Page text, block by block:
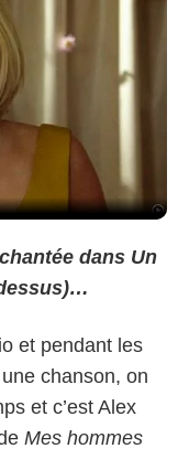
dans Un
et pendant les
chanson, on
et c’est Alex
Mes hommes